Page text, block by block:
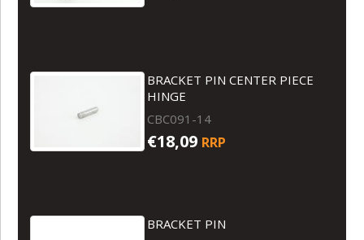
BRACKET PIN CENTER PIECE
HINGE
CBC091-14
€18,09 RRP
BRACKET PIN